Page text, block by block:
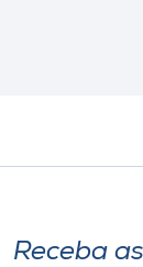
Receba as